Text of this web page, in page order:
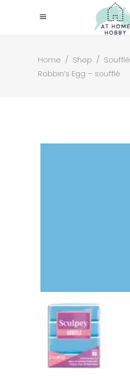
Home / Shop / Soufflé
Robbin’s Egg – soufflé